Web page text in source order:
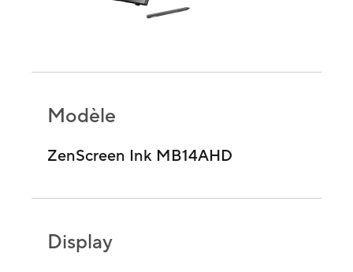
Modèle
ZenScreen Ink MB14AHD
Display